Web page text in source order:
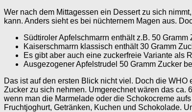
Wer nach dem Mittagessen ein Dessert zu sich
kann. Anders sieht es bei nüchternem Magen aus.
Südtiroler Apfelschmarrn enthält z.B. 50
Kaiserschmarrn klassisch enthält 30 Gramm
Es gibt aber auch eine zuckerfreie Variante als
Ausgezogener Apfelstrudel 50 Gramm Zucker
Das ist auf den ersten Blick nicht viel. Doch die
Zucker zu sich nehmen. Umgerechnet wären das ca.
wenn man die Marmelade oder die Schokocreme
Fruchtjoghurt, Getränken, Kuchen und Schokolade.